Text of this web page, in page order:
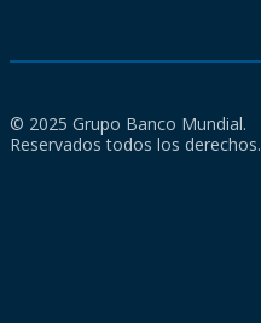
© 2025 Grupo Banco Mundial.
Reservados todos los derechos.